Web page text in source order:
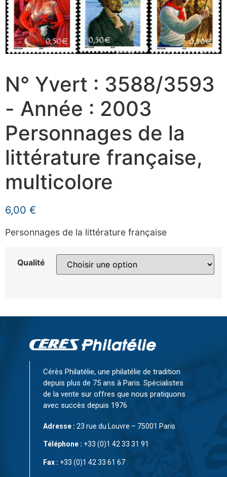
N° Yvert : 3588/3593
- Année : 2003
Personnages de la
littérature française,
multicolore
6,00 €
Personnages de la littérature française
Qualité
Cérès Philatélie, une philatélie de tradition
depuis plus de 75 ans à Paris. Spécialistes
de la vente sur offres que nous pratiquons
avec succès depuis 1976
Adresse : 23 rue du Louvre – 75001 Paris
Téléphone : +33 (0)1 42 33 31 91
Fax : +33 (0)1 42 33 61 67